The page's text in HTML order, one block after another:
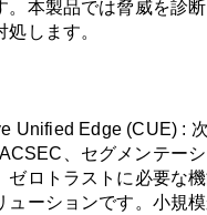
。本製品では脅威を診
します。
Unified Edge (CUE) :
、セグメンテー
ゼロトラストに必要な
ューションです。小規